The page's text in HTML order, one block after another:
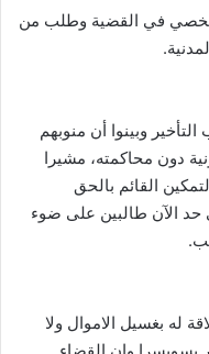
في القضية وطلب من
وبينوا أن منوبهم
دون محاكمته، مشيرا
القائم بالحق
الآن طالبين على ضوء
له بغسيل الاموال ولا